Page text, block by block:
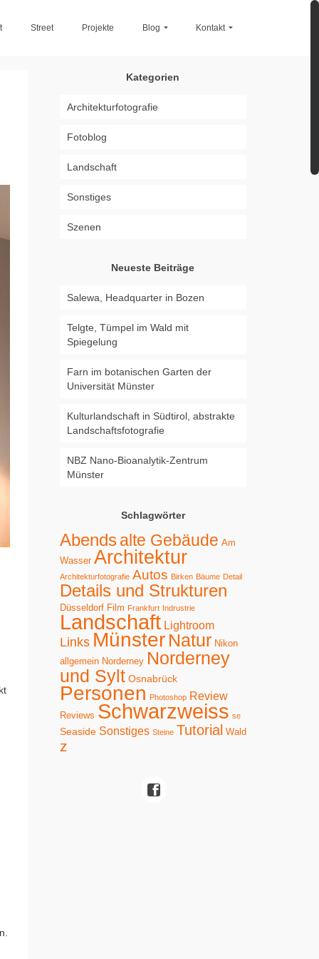
Street Projekte Blog Kontakt
Kategorien
Architekturfotografie
Fotoblog
Landschaft
Sonstiges
Szenen
Neueste Beiträge
Salewa, Headquarter in Bozen
Telgte, Tümpel im Wald mit
Spiegelung
Farn im botanischen Garten der
Universität Münster
Kulturlandschaft in Südtirol, abstrakte
Landschaftsfotografie
NBZ Nano-Bioanalytik-Zentrum
Münster
Schlagwörter
Abends alte Gebäude Am
Wasser Architektur
Architekturfotografie Autos Birken Bäume Detail
Details und Strukturen
Düsseldorf Film Frankfurt Indrustrie
Landschaft Lightroom
Links Münster Natur Nikon
allgemein Norderney Norderney
und Sylt Osnabrück
Personen Photoshop Review
Reviews Schwarzweiss se
Seaside Sonstiges Steine Tutorial Wald
z